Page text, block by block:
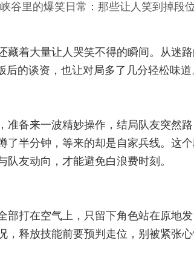
谷里的爆笑日常：那些让人笑到掉段
藏着大量让人哭笑不得的瞬间。从迷
的谈资，也让对局多了几分轻松味道
准备来一波精妙操作，结局队友突然路
了半分钟，等来的却是自家兵线。这
友动向，才能避免白浪费时刻。
部打在空气上，只留下角色站在原地发
，释放技能前要预判走位，别被紧张